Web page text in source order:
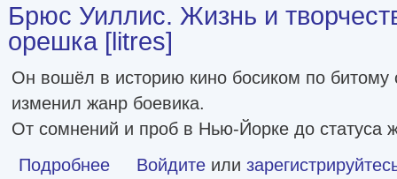
Брюс Уиллис. Жизнь и
орешка [litres]
Он вошёл в историю кино босиком по битому
изменил жанр боевика.
От сомнений и проб в Нью-Йорке до статуса
Подробнее о Брюс Уиллис. Жизнь и творчество Крепкого орешка
Войдите или